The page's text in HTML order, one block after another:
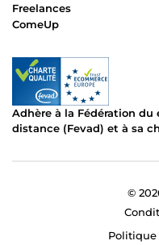
Freelances
ComeUp
Adhère à la Fédération
distance (Fevad) et à sa
©